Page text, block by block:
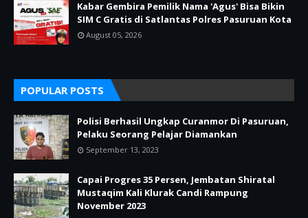
Kabar Gembira Pemilik Nama 'Agus' Bisa Bikin
SIM C Gratis di Satlantas Polres Pasuruan Kota
August 05, 2026
POPULAR POSTS
Polisi Berhasil Ungkap Curanmor Di Pasuruan,
Pelaku Seorang Pelajar Diamankan
September 13, 2023
Capai Progres 35 Persen, Jembatan Shiratal
Mustaqim Kali Klurak Candi Rampung
November 2023